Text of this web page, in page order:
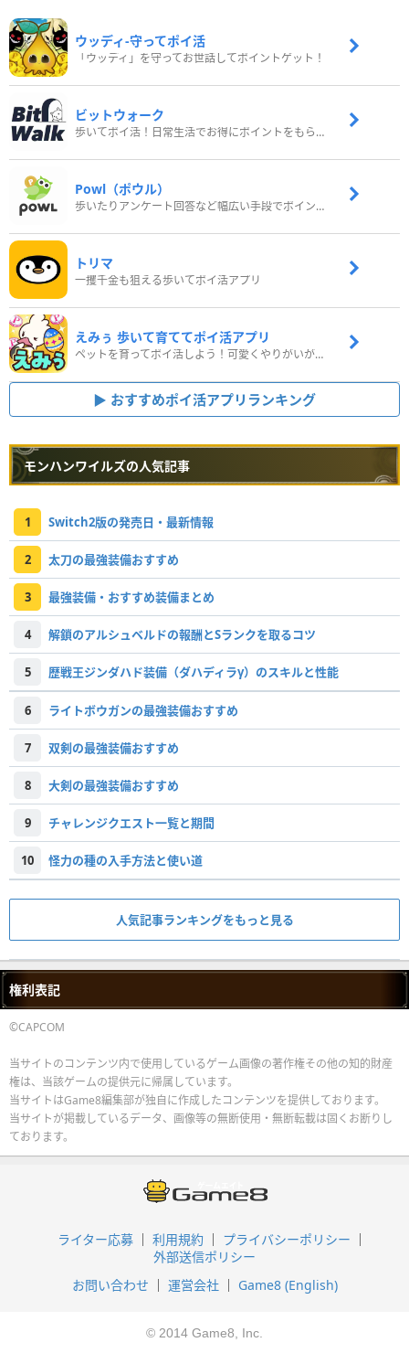
ウッディ‐守ってポイ活
「ウッディ」を守ってお世話してポイントゲット！
ビットウォーク
歩いてポイ活！日常生活でお得にポイントをもらおう
Powl（ポウル）
歩いたりアンケート回答など幅広い手段でポイントをゲット
トリマ
一攫千金も狙える歩いてポイ活アプリ
えみぅ 歩いて育ててポイ活アプリ
ペットを育ってポイ活しよう！可愛くやりがいがある新感覚アプリ
おすすめポイ活アプリランキング
モンハンワイルズの人気記事
1 Switch2版の発売日・最新情報
2 太刀の最強装備おすすめ
3 最強装備・おすすめ装備まとめ
4 解鎖のアルシュベルドの報酬とSランクを取るコツ
5 歴戦王ジンダハド装備（ダハディラγ）のスキルと性能
6 ライトボウガンの最強装備おすすめ
7 双剣の最強装備おすすめ
8 大剣の最強装備おすすめ
9 チャレンジクエスト一覧と期間
10 怪力の種の入手方法と使い道
人気記事ランキングをもっと見る
権利表記
©CAPCOM
当サイトのコンテンツ内で使用しているゲーム画像の著作権その他の知的財産
権は、当該ゲームの提供元に帰属しています。
当サイトはGame8編集部が独自に作成したコンテンツを提供しております。
当サイトが掲載しているデータ、画像等の無断使用・無断転載は固くお断りし
ております。
ライター応募 利用規約
プライバシーポリシー
外部送信ポリシー
お問い合わせ
運営会社 Game8 (English)
© 2014 Game8, Inc.